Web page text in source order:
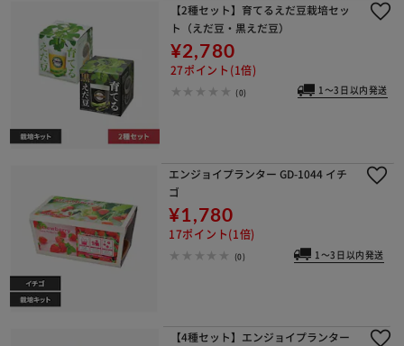
【2種セット】育てるえだ豆栽培セッ
ト（えだ豆・黒えだ豆）
¥2,780
27ポイント(1倍)
(0) 1～3日以内発送
エンジョイプランター GD-1044 イチ
ゴ
¥1,780
17ポイント(1倍)
(0) 1～3日以内発送
【4種セット】エンジョイプランター